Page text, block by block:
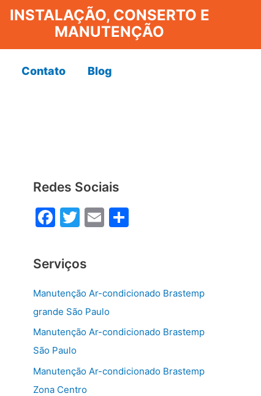
INSTALAÇÃO, CONSERTO E
MANUTENÇÃO
Contato Blog
Redes Sociais
F
c
e
b
o
o
k
T
itt
er
E
Serviços
Manutenção Ar-condicionado Brastemp
grande São Paulo
Manutenção Ar-condicionado Brastemp
São Paulo
Manutenção Ar-condicionado Brastemp
Zona Centro